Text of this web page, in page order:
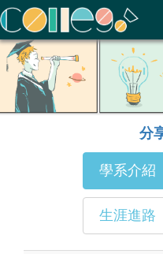
ColleGo! 大學選才與高中育才
分
學系介紹
生涯進路